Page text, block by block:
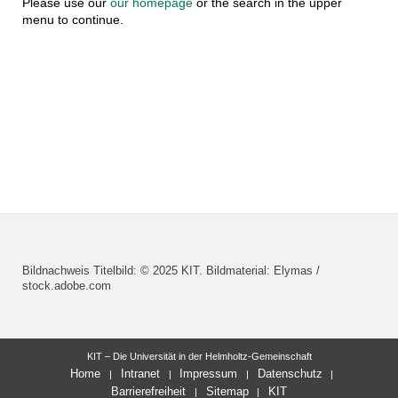
Please use our our homepageor the search in the upper
menu to continue.
Bildnachweis Titelbild: © 2025 KIT. Bildmaterial: Elymas /
stock.adobe.com
KIT – Die Universität in der Helmholtz-Gemeinschaft
Home Intranet Impressum
Datenschutz
Barrierefreiheit
Sitemap KIT